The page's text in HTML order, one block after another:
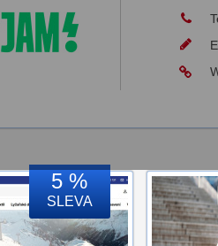
5 %
SLEVA